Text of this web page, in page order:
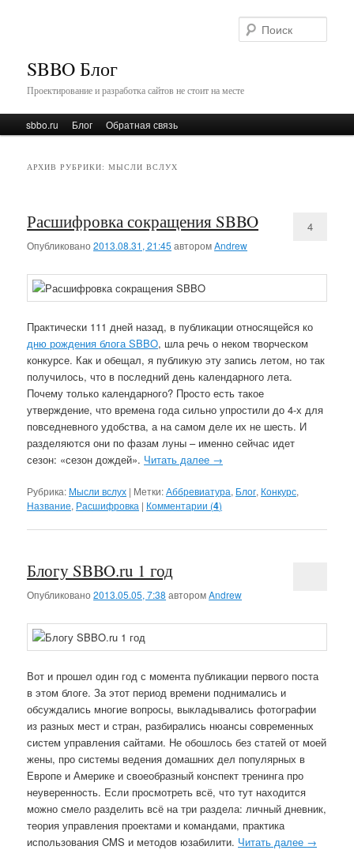
SBBO Блог
Проектирование и разработка сайтов не стоит на месте
Главное менюПерейти к основному содержимому
Перейти к дополнительному содержимому
sbbo.ru Блог Обратная связь
АРХИВ РУБРИКИ:МЫСЛИ ВСЛУХ
Расшифровка сокращения SBBO
Опубликовано2013.08.31, 21:45 авторомAndrew
4
Практически 111 дней назад, в публикации относящейся ко
дню рождения блога SBBO, шла речь о неком творческом
конкурсе. Как и обещал, я публикую эту запись летом, но так
получилось, что в последний день календарного лета.
Почему только календарного? Просто есть такое
утверждение, что времена года сильно упростили до 4-х для
повседневного удобства, а на самом деле их не шесть. И
разделяются они по фазам луны – именно сейчас идет
сезон: «сезон дождей». Читать далее →
Рубрика: Мысли вслух | Метки:Аббревиатура, Блог, Конкурс,
Название, Расшифровка | Комментарии (4)
Блогу SBBO.ru 1 год
Опубликовано2013.05.05, 7:38 авторомAndrew
Вот и прошел один год с момента публикации первого поста
в этом блоге. За этот период времени поднимались и
обсуждались многие вопросы, выкладывались фотографии
из разных мест и стран, разбирались нюансы современных
систем управления сайтами. Не обошлось без статей от моей
жены, про системы ведения домашних дел популярных в
Европе и Америке и своеобразный конспект тренинга про
неуверенность. Если просмотреть всё, что тут находится
можно смело разделить всё на три раздела: личный дневник,
теория управления проектами и командами, практика
использования CMS и методов юзабилити. Читать далее →